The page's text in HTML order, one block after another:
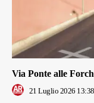
Via Ponte alle
21 Luglio 2026 13:38